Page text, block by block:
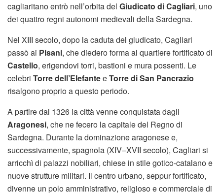
cagliaritano entrò nell’orbita del Giudicato di Cagliari, uno
dei quattro regni autonomi medievali della Sardegna.
Nel XIII secolo, dopo la caduta del giudicato, Cagliari
passò ai Pisani, che diedero forma al quartiere fortificato di
Castello, erigendovi torri, bastioni e mura possenti. Le
celebri Torre dell’ElefanteeTorre di San Pancrazio
risalgono proprio a questo periodo.
A partire dal 1326 la città venne conquistata dagli
Aragonesi, che ne fecero la capitale del Regno di
Sardegna. Durante la dominazione aragonese e,
successivamente, spagnola (XIV–XVII secolo), Cagliari si
arricchì di palazzi nobiliari, chiese in stile gotico-catalano e
nuove strutture militari. Il centro urbano, seppur fortificato,
divenne un polo amministrativo, religioso e commerciale di